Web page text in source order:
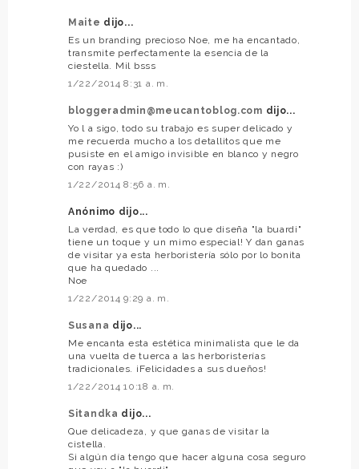
Maite dijo...
Es un branding precioso Noe, me ha encantado,
transmite perfectamente la esencia de la
ciestella. Mil bsss
1/22/2014 8:31 a. m.
bloggeradmin@meucantoblog.com dijo...
Yo l a sigo, todo su trabajo es super delicado y
me recuerda mucho a los detallitos que me
pusiste en el amigo invisible en blanco y negro
con rayas :)
1/22/2014 8:56 a. m.
Anónimo dijo...
La verdad, es que todo lo que diseña "la buardi"
tiene un toque y un mimo especial! Y dan ganas
de visitar ya esta herboristería sólo por lo bonita
que ha quedado ...
Noe
1/22/2014 9:29 a. m.
Susana dijo...
Me encanta esta estética minimalista que le da
una vuelta de tuerca a las herboristerías
tradicionales. ¡Felicidades a sus dueños!
1/22/2014 10:18 a. m.
Sitandka dijo...
Que delicadeza, y que ganas de visitar la
cistella.
Si algún día tengo que hacer alguna cosa seguro